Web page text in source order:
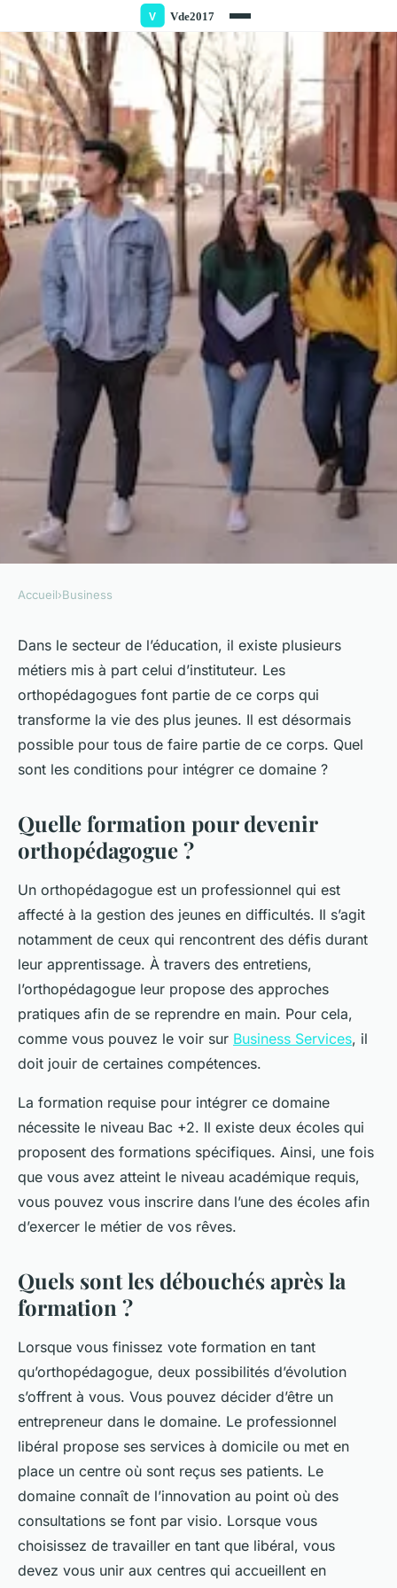
Orthopédagogue : étude,
emploi et salaire
Sarah•15 décembre 2022•2 min de lecture
Accueil›Business
Dans le secteur de l’éducation, il existe plusieurs
métiers mis à part celui d’instituteur. Les
orthopédagogues font partie de ce corps qui
transforme la vie des plus jeunes. Il est désormais
possible pour tous de faire partie de ce corps. Quel
sont les conditions pour intégrer ce domaine ?
Quelle formation pour devenir
orthopédagogue ?
Un orthopédagogue est un professionnel qui est
affecté à la gestion des jeunes en difficultés. Il s’agit
notamment de ceux qui rencontrent des défis durant
leur apprentissage. À travers des entretiens,
l’orthopédagogue leur propose des approches
pratiques afin de se reprendre en main. Pour cela,
comme vous pouvez le voir sur Business Services, il
doit jouir de certaines compétences.
La formation requise pour intégrer ce domaine
nécessite le niveau Bac +2. Il existe deux écoles qui
proposent des formations spécifiques. Ainsi, une fois
que vous avez atteint le niveau académique requis,
vous pouvez vous inscrire dans l’une des écoles afin
d’exercer le métier de vos rêves.
Quels sont les débouchés après la
formation ?
Lorsque vous finissez vote formation en tant
qu’orthopédagogue, deux possibilités d’évolution
s’offrent à vous. Vous pouvez décider d’être un
entrepreneur dans le domaine. Le professionnel
libéral propose ses services à domicile ou met en
place un centre où sont reçus ses patients. Le
domaine connaît de l’innovation au point où des
consultations se font par visio. Lorsque vous
choisissez de travailler en tant que libéral, vous
devez vous unir aux centres qui accueillent en